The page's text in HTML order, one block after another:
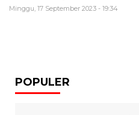
Minggu, 17 September 2023 - 19:34
POPULER